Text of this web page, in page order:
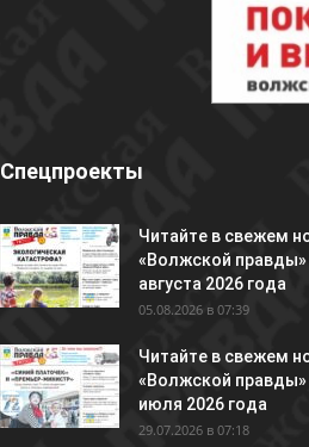
Спецпроекты
Читайте в свежем
«Волжской правды»
августа 2026 года
05.08.2026 в 07:39
Читайте в свежем
«Волжской правды»
июля 2026 года
29.07.2026 в 07:18